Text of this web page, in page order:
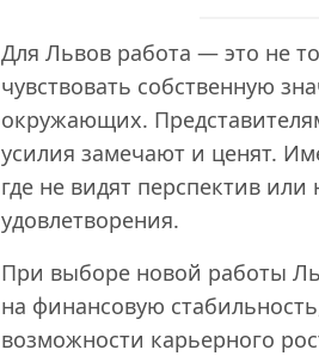
Для Львов работа — это не
чувствовать собственную
окружающих.
усилия замечают и ценят.
где не видят перспектив
удовлетворения.
При выборе новой работы
на финансовую
возможности карьерного